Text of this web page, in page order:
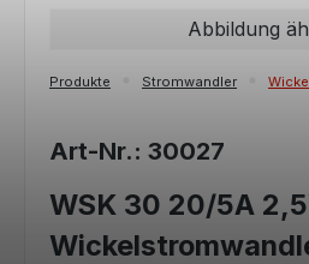
Abbildung
Produkte Stromwandler
Art-Nr.: 30027
WSK 30 20/5A